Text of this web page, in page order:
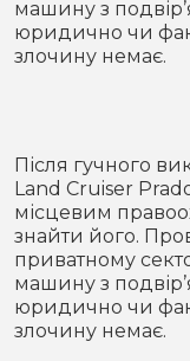
Відео
Спорт
Історія
машину з
юридично чи
злочину немає.
Після гучного
Land Cruiser
місцевим
знайти його.
приватному
машину з
юридично чи
злочину немає.